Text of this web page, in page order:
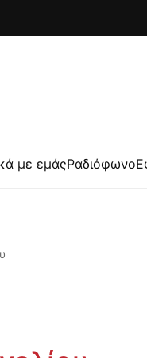
με εμάςΡαδιόφωνο